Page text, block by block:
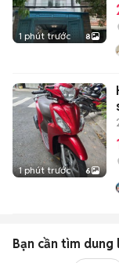
1 phút trước 8
1 phút trước 6
Bạn cần tìm dung